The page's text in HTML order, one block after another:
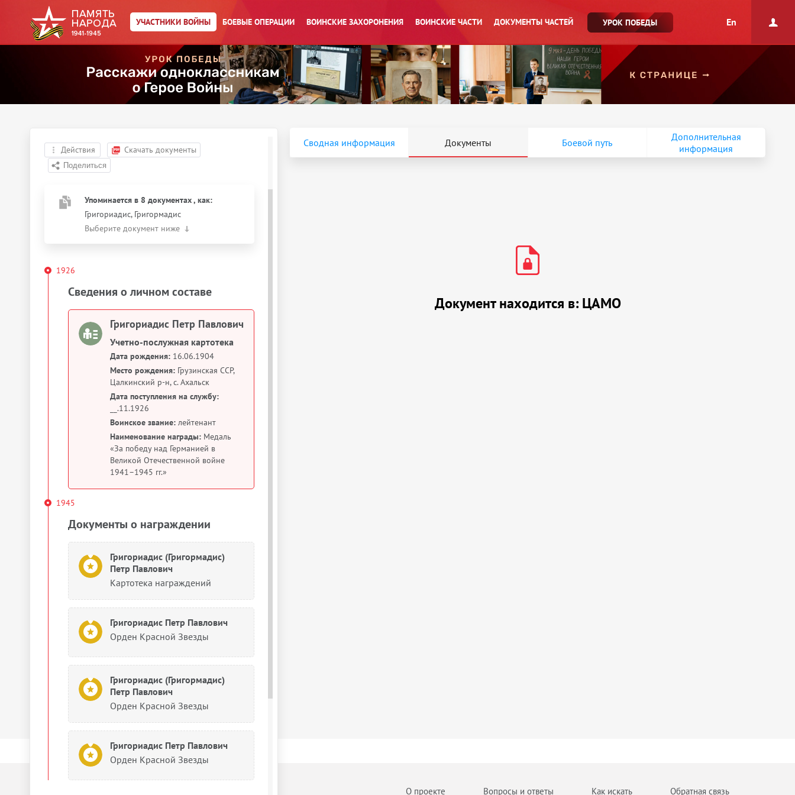
УЧАСТНИКИ ВОЙНЫ БОЕВЫЕ ОПЕРАЦИИ ВОИНСКИЕ ЗАХОРОНЕНИЯ ВОИНСКИЕ ЧАСТИ ДОКУМЕНТЫ ЧАСТЕЙ УРОК ПОБЕДЫ En
Главная страница Участники войны
Григориадис Петр
Павлович
Действия
Скачать документы
Упоминается в 8 документах, как:
Григориадис, Григормадис
Выберите документ ниже
1926
Сведения о личном составе
Григориадис Петр Павлович
Учетно-послужная картотека
Дата рождения: 16.06.1904
Место рождения: Грузинская ССР,
Цалкинский р-н, с. Ахальск
Дата поступления на службу:
__.11.1926
Воинское звание: лейтенант
Наименование награды: Медаль
«За победу над Германией в
Великой Отечественной войне
1941–1945 гг.»
1945
Документы о награждении
Григориадис (Григормадис)
Петр Павлович
Картотека награждений
Григориадис Петр Павлович
Орден Красной Звезды
Григориадис (Григормадис)
Петр Павлович
Орден Красной Звезды
Григориадис Петр Павлович
Орден Красной Звезды
Сводная информация Документы Боевой путь
Дополнительная
информация
Документ находится в: ЦАМО
О проекте Вопросы и ответы Как искать Обратная связь